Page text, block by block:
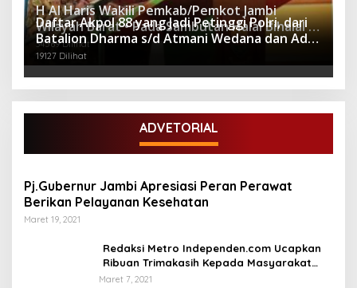
H Al Haris Wakili Pemkab/Pemkot Jambi
Wilayah Barat • Pada Sambutan Halal Bihalal di
Gubernuran
34569 Dilihat
Daftar Akpol 88 yang Jadi Petinggi Polri, dari
Batalion Dharma s/d Atmani Wedana dan Adhi
Pradana
19127 Dilihat
ADVETORIAL
Pj.Gubernur Jambi Apresiasi Peran Perawat
Berikan Pelayanan Kesehatan
Maret 19, 2021
Redaksi Metro Independen.com Ucapkan
Ribuan Trimakasih Kepada Masyarakat
Pengunjung Dan Pembaca.
Maret 7, 2021